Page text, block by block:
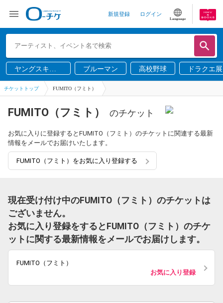
新規登録 ログイン
Language
ヤングスキニ
ー
ブルーマン 高校野球 ドラクエ展
チケットトップ FUMITO（フミト）
FUMITO（フミト） のチケット
お気に入りに登録するとFUMITO（フミト）のチケットに関連する最新
情報をメールでお届けいたします。
FUMITO（フミト）をお気に入り登録する
現在受け付け中のFUMITO（フミト）のチケットは
ございません。
お気に入り登録をするとFUMITO（フミト）のチケ
ットに関する最新情報をメールでお届けします。
FUMITO（フミト）
お気に入り登録